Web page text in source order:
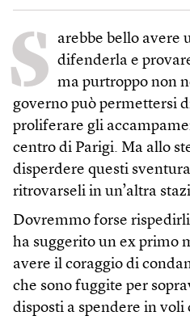
S
arebbe bello avere
difenderla e
ma purtroppo non
governo può permettersi
proliferare gli
centro di Parigi. Ma allo
disperdere questi
ritrovarseli in un’altra
Dovremmo forse
ha suggerito un ex primo
avere il coraggio di
che sono fuggite per
disposti a spendere in